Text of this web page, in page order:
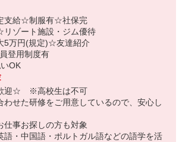
支給☆制服有☆社保完
ゾート施設・ジム優待
5万円(規定)☆友達紹介
登用制度有
OK
迎☆ ※高校生は不可
わせた研修をご用意しているので、安心し
事お探しの方も対象
・中国語・ポルトガル語などの語学を活